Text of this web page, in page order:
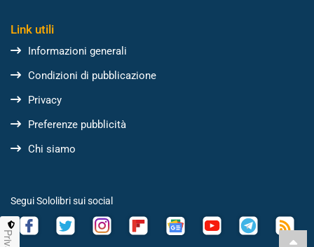
Link utili
Informazioni generali
Condizioni di pubblicazione
Privacy
Preferenze pubblicità
Chi siamo
Segui Sololibri sui social